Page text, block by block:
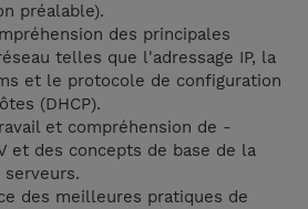
préalable).
des principales
telles que l'adressage IP, la
et le protocole de configuration
(DHCP).
et compréhension de -
et des concepts de base de la
des meilleures pratiques de